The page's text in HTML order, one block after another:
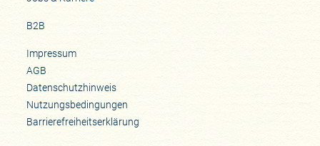
B2B
Impressum
AGB
Datenschutzhinweis
Nutzungsbedingungen
Barrierefreiheitserklärung